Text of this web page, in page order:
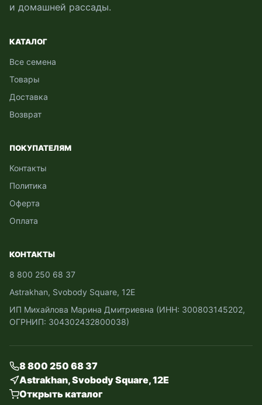
и домашней рассады.
КАТАЛОГ
Все семена
Товары
Доставка
Возврат
ПОКУПАТЕЛЯМ
Контакты
Политика
Оферта
Оплата
КОНТАКТЫ
8 800 250 68 37
Astrakhan, Svobody Square, 12Е
ИП Михайлова Марина Дмитриевна (ИНН: 300803145202,
ОГРНИП: 304302432800038)
8 800 250 68 37
Astrakhan, Svobody Square, 12Е
Открыть каталог